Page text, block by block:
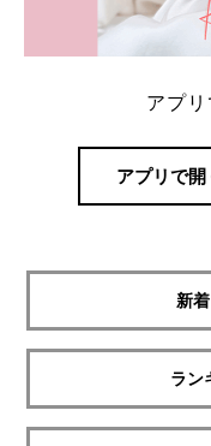
アプ
アプリで開
新
ラン